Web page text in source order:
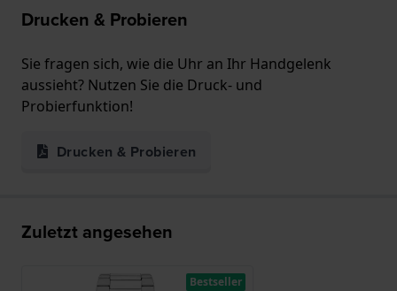
Drucken & Probieren
Sie fragen sich, wie die Uhr an Ihr Handgelenk
aussieht? Nutzen Sie die Druck- und
Probierfunktion!
Drucken & Probieren
Zuletzt angesehen
Bestseller